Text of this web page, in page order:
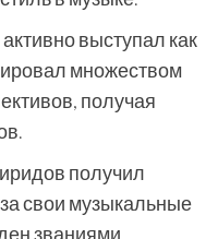
выступал как
множеством
получая
получил
свои музыкальные
званиями